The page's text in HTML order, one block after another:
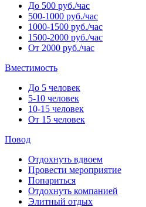
До 500 руб./час
500-1000 руб./час
1000-1500 руб./час
1500-2000 руб./час
От 2000 руб./час
Вместимость
До 5 человек
5-10 человек
10-15 человек
От 15 человек
Повод
Отдохнуть вдвоем
Провести мероприятие
Попариться
Отдохнуть компанией
Элитный отдых